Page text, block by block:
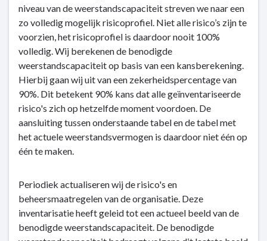
Weerstandsvermogen
Benodigde
weerstandscapaciteit
niveau van de weerstandscapaciteit streven we naar een
zo volledig mogelijk risicoprofiel. Niet alle risico’s zijn te
voorzien, het risicoprofiel is daardoor nooit 100%
volledig. Wij berekenen de benodigde
weerstandscapaciteit op basis van een kansberekening.
Hierbij gaan wij uit van een zekerheidspercentage van
90%. Dit betekent 90% kans dat alle geïnventariseerde
risico's zich op hetzelfde moment voordoen. De
aansluiting tussen onderstaande tabel en de tabel met
het actuele weerstandsvermogen is daardoor niet één op
één te maken.
Periodiek actualiseren wij de risico's en
beheersmaatregelen van de organisatie. Deze
inventarisatie heeft geleid tot een actueel beeld van de
benodigde weerstandscapaciteit. De benodigde